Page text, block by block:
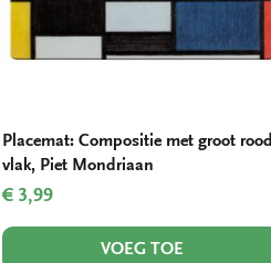
Placemat: Compositie met groot rood
vlak, Piet Mondriaan
€ 3,99
VOEG TOE